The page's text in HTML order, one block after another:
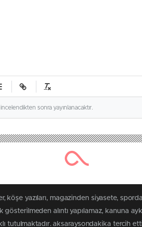
sonra yayınlanacaktır.
köşe yazıları, magazinden siyasete,
alıntı yapılamaz, kanuna
tutulmaktadır. aksaraysondakika tercih